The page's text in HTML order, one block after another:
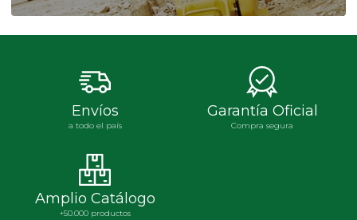
Envíos
a todo el país
Garantía Oficial
Compra segura
Amplio Catálogo
+50.000 productos